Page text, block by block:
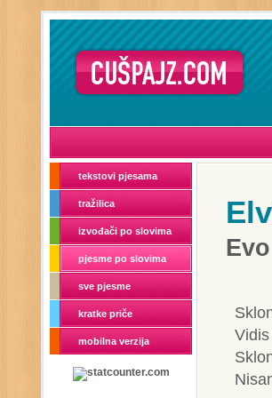
tekstovi pjesama
tražilica
izvođači po slovima
pjesme po slovima
sve pjesme
kratke priče
mobilna verzija